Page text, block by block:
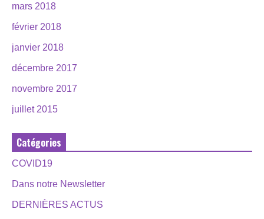
mars 2018
février 2018
janvier 2018
décembre 2017
novembre 2017
juillet 2015
Catégories
COVID19
Dans notre Newsletter
DERNIÈRES ACTUS